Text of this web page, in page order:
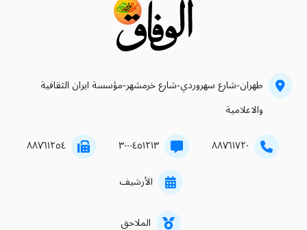
طهران-شارع سهروردي-شارع خرمشهر-مؤسسة ايران الثقافية
والاعلامية
۸۸۷٦۱۷۲۰ ۳۰۰۰٤٥۱۲۱۳ ۸۸۷٦۱۲٥٤
الأرشيف
الملاحق